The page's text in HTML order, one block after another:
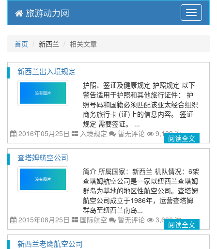
Menu
旅游动力网
首页 新西兰 相关文章
新西兰出入境规定
护照、签证及健康规定 护照规定 以下
警告适用于护照和其他旅行证件： 护
照号码和国籍必须匹配该亚太经合组织
商务旅行卡 (证)上的信息内容。 签证
规定 需要签证。 ...
2016年05月25日
入境规定 暂无评论 9,183 次阅读全文
查塔姆航空公司
简介 所属国家：新西兰 机队情况：6架
查塔姆航空公司是一家以纽西兰查塔姆
群岛为基地的地区性航空公司。查塔姆
航空公司成立于1986年，运营查塔姆
群岛至纽西兰南岛...
2015年08月25日
国际航空 暂无评论 3,686 次阅读全文
新西兰老鹰航空公司